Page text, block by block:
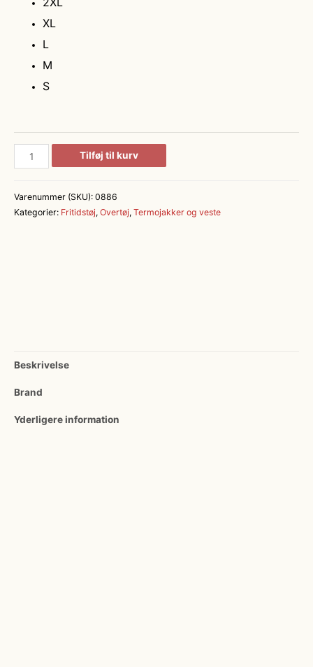
XL
L
M
S
CORE
termojakke
Tilføj til kurv
Varenummer (SKU): 0886
Kategorier: Fritidstøj, Overtøj, Termojakker og veste
Beskrivelse
Brand
Yderligere information